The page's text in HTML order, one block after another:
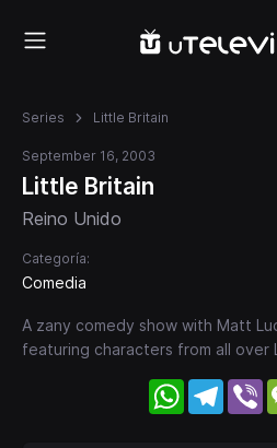
Series Little Britain
September 16, 2003
Little Britain
Reino Unido
Categoría:
Comedia
A zany comedy show with Matt
featuring characters from all over
WhatsApp